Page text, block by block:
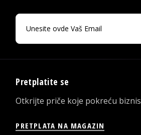
Pretplatite se
Otkrijte priče koje pokreću biznis
PRETPLATA NA MAGAZIN